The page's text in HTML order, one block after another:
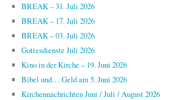
BREAK – 31. Juli 2026
BREAK – 17. Juli 2026
BREAK – 03. Juli 2026
Gottesdienste Juli 2026
Kino in der Kirche – 19. Juni 2026
Bibel und… Geld am 5. Juni 2026
Kirchennachrichten Juni / Juli / August 2026